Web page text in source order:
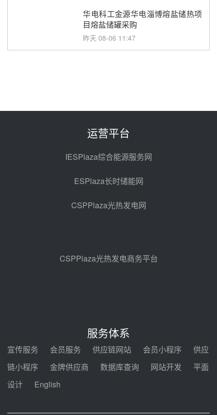
华电科工金源华电淄博熔盐储热项
目熔盐储罐采购
昨天 08-06 11:47
光热示范电站二列蒸汽发生器设备
热发电工程EPC总承包项目熔盐截
昊森机电中标新疆华电天山北麓基
地100MW光热发电工程EPC总承
包项目熔盐介质超声波流量计采购
前天 08-05 17:09
前天 08-05 14:48
2026-2029年熔盐介质框架协议
中能建华中试研院中标重能新疆
100MW光热项目机组调试及性能
运营平台
IESPlaza综合能源服务网
ESPlaza长时储能网
CSPPlaza光热发电网
CSPPlaza光热发电商务平台
服务体系
宣传服务 会员服务 供应链网站 会员小程序
供应
链小程序
金牌供应商 数据库查询 网站开发
平面
设计
English